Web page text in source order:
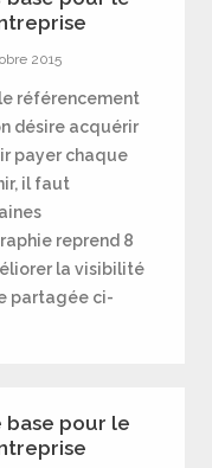
2015
référencement
désire acquérir
payer chaque
il faut
reprend 8
la visibilité
partagée ci-
base pour le